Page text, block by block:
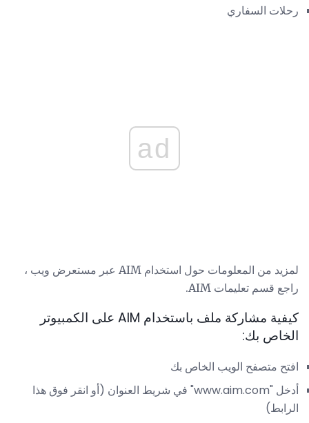
رحلات السفاري
ad
لمزيد من المعلومات حول استخدام AIM عبر مستعرض ويب ،
راجع قسم تعليمات AIM.
كيفية مشاركة ملف باستخدام AIM على الكمبيوتر
الخاص بك:
افتح متصفح الويب الخاص بك
أدخل "www.aim.com" في شريط العنوان (أو انقر فوق هذا
الرابط)